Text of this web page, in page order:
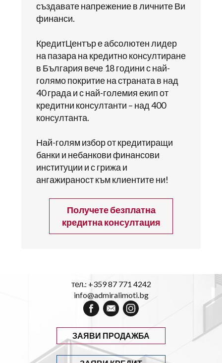
създавате напрежение в личните Ви
финанси.
КредитЦентър е абсолютен лидер
на пазара на кредитно консултиране
в България вече 18 години с най-
голямо покритие на страната в над
40 града и с най-големия екип от
кредитни консултанти – над 400
консултанта.
Най-голям избор от кредитиращи
банки и небанкови финансови
институции и с грижа и
ангажираност към клиентите ни!
Получете безплатна
кредитна консултация
тел.: +359 87 771 4242
info@admiralimoti.bg
ЗАЯВИ ПРОДАЖБА